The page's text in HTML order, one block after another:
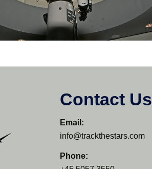
Contact Us
Email:
info@trackthestars.com
Phone: